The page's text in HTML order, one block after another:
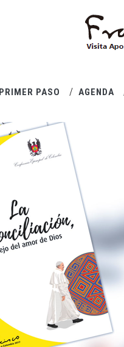
PASO AGENDA